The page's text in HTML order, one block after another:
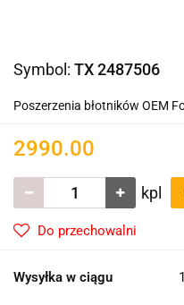
Symbol: TX 2487506
Poszerzenia błotników OEM
2990.00
kpl
Do przechowalni
Wysyłka w ciągu